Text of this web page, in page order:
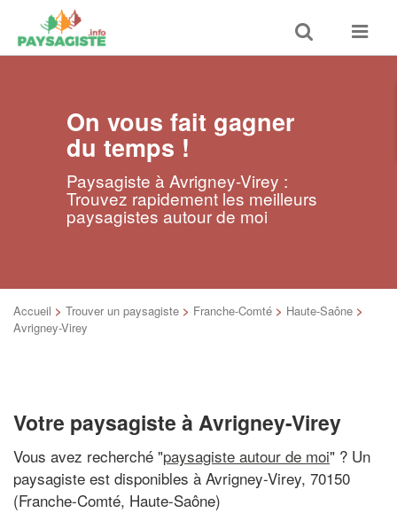
Toggle
search
Toggle
On vous fait gagner
du temps !
Paysagiste à Avrigney-Virey :
Trouvez rapidement les meilleurs
paysagistes autour de moi
Accueil > Trouver un paysagiste > Franche-Comté > Haute-Saône >
Avrigney-Virey
Votre paysagiste à Avrigney-Virey
Vous avez recherché "paysagiste autour de moi" ? Un
paysagiste est disponibles à Avrigney-Virey, 70150
(Franche-Comté, Haute-Saône)